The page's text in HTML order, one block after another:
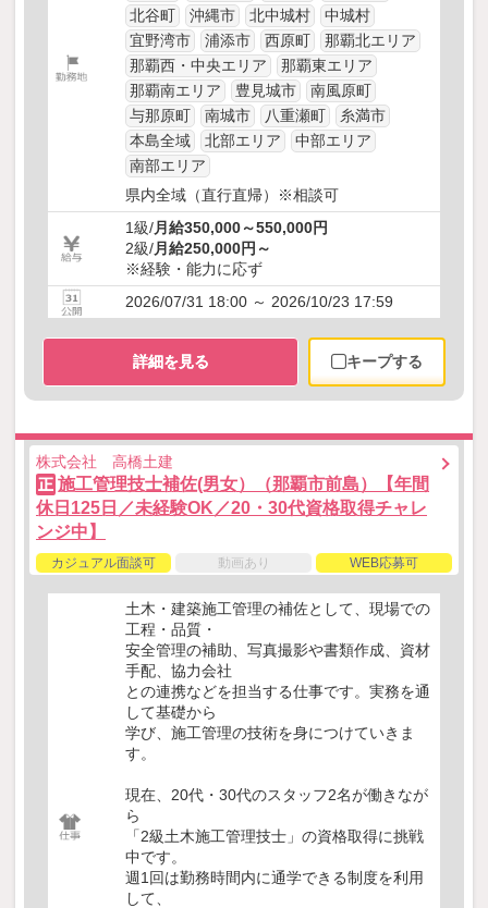
北谷町
沖縄市 北中城村
中城村
宜野湾市
浦添市 西原町
那覇北エリア
那覇西・中央エリア
那覇東エリア
那覇南エリア
豊見城市
南風原町
与那原町
南城市 八重瀬町
糸満市
本島全域
北部エリア
中部エリア
南部エリア
県内全域（直行直帰）※相談可
1級/月給350,000～550,000円
2級/月給250,000円～
※経験・能力に応ず
2026/07/31 18:00 ～ 2026/10/23 17:59
詳細を見る キープする
株式会社 高橋土建
正 施工管理技士補佐(男女）（那覇市前島）【年間
休日125日／未経験OK／20・30代資格取得チャレ
ンジ中】
カジュアル面談可 動画あり WEB応募可
土木・建築施工管理の補佐として、現場での
工程・品質・
安全管理の補助、写真撮影や書類作成、資材
手配、協力会社
との連携などを担当する仕事です。実務を通
して基礎から
学び、施工管理の技術を身につけていきま
す。
現在、20代・30代のスタッフ2名が働きなが
ら
「2級土木施工管理技士」の資格取得に挑戦
中です。
週1回は勤務時間内に通学できる制度を利用
して、